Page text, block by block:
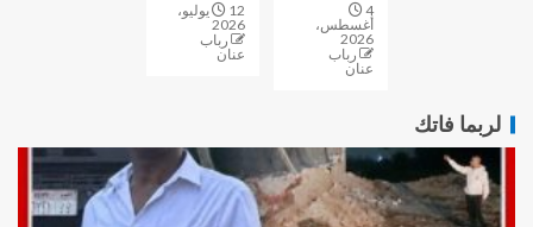
4
أغسطس،
2026
رباب
عنان
12 يوليو،
2026
رباب
عنان
لربما فاتك